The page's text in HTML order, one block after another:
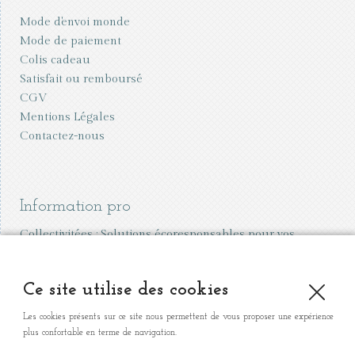
Mode d'envoi monde
Mode de paiement
Colis cadeau
Satisfait ou remboursé
CGV
Mentions Légales
Contactez-nous
Information pro
Collectivitées : Solutions écoresponsables pour vos
Ce site utilise des cookies
Les cookies présents sur ce site nous permettent de vous proposer une expérience
plus confortable en terme de navigation.